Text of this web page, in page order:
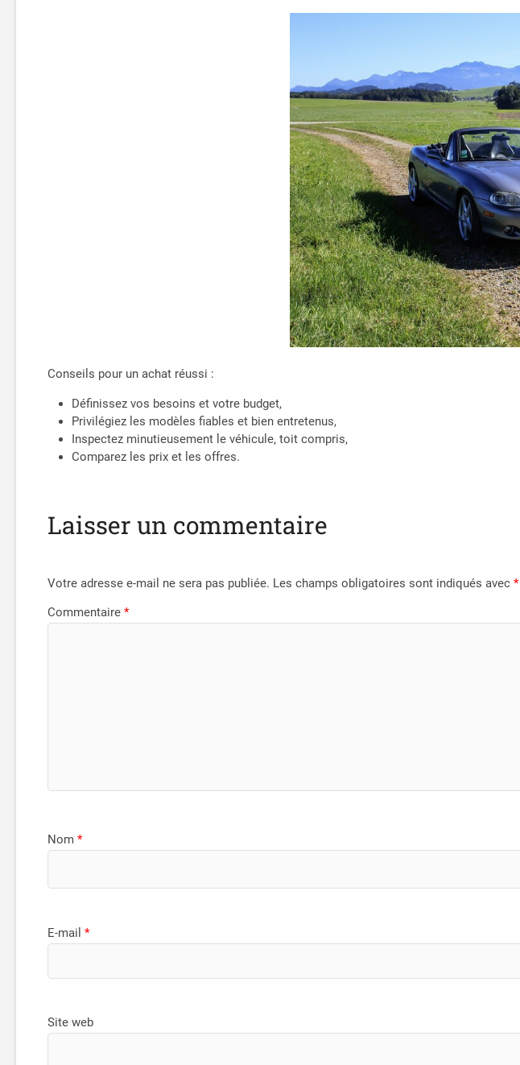
Conseils pour un achat réussi :
Définissez vos besoins et votre budget,
Privilégiez les modèles fiables et bien entretenus,
Inspectez minutieusement le véhicule, toit compris,
Comparez les prix et les offres.
Laisser un commentaire
Votre adresse e-mail ne sera pas publiée. Les champs obligatoires sont indiqués avec*
Commentaire*
Nom*
E-mail*
Site web